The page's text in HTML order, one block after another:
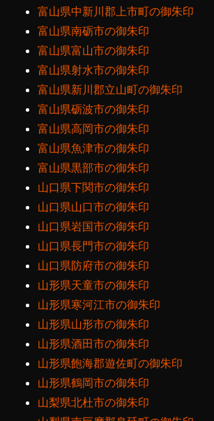
富山県中新川郡上市町の御朱印
富山県南砺市の御朱印
富山県富山市の御朱印
富山県射水市の御朱印
富山県新川郡立山町の御朱印
富山県砺波市の御朱印
富山県高岡市の御朱印
富山県魚津市の御朱印
富山県黒部市の御朱印
山口県下関市の御朱印
山口県山口市の御朱印
山口県岩国市の御朱印
山口県長門市の御朱印
山口県防府市の御朱印
山形県天童市の御朱印
山形県寒河江市の御朱印
山形県山形市の御朱印
山形県酒田市の御朱印
山形県飽海郡遊佐町の御朱印
山形県鶴岡市の御朱印
山梨県北杜市の御朱印